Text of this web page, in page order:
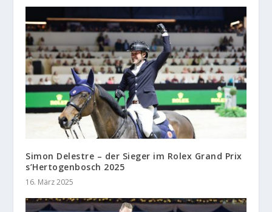
Simon Delestre – der Sieger im Rolex Grand Prix
s’Hertogenbosch 2025
16. März 2025